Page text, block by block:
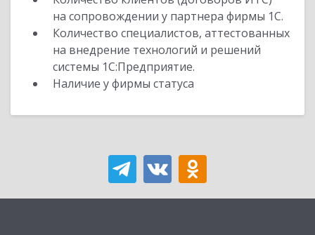
на сопровождении у партнера фирмы 1С.
Количество специалистов, аттестованных
на внедрение технологий и решений
системы 1С:Предприятие.
Наличие у фирмы статуса